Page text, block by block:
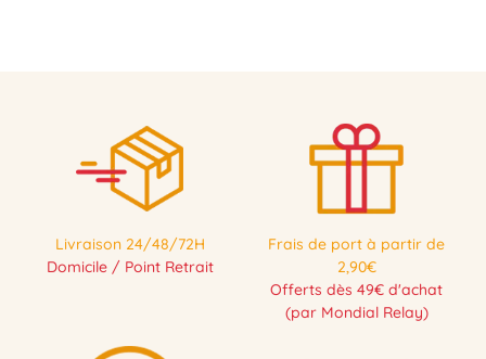
Livraison 24/48/72H
Domicile / Point Retrait
Frais de port à partir de
2,90€
Offerts dès 49€ d'achat
(par Mondial Relay)